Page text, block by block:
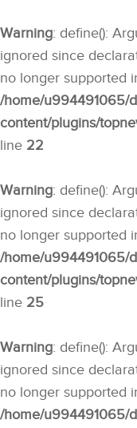
Warning: define():
ignored since
no longer supported
/home/u994491065/
content/plugins/
line 22
Warning: define():
ignored since
no longer supported
/home/u994491065/
content/plugins/
line 25
Warning: define():
ignored since
no longer supported
/home/u994491065/